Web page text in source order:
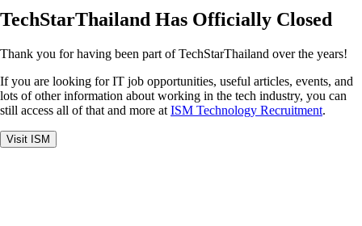
TechStarThailand Has Officially Closed
Thank you for having been part of TechStarThailand over the years!
If you are looking for IT job opportunities, useful articles, events, and
lots of other information about working in the tech industry, you can
still access all of that and more at ISM Technology Recruitment.
Visit ISM